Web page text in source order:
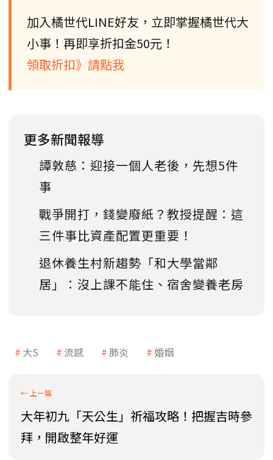
加入橘世代LINE好友，立即掌握橘世代大
小事！再即享折扣金50元！
領取折扣》請點我
更多新聞報導
譚敦慈：迎接一個人老後，先想5件
事
戰爭開打，錢變廢紙？教授提醒：這
三件事比資產配置更重要！
退休養生村新趨勢「和大學當鄰
居」：沒上課不能住、宿舍變養老房
大S 流感 肺炎 婚姻
大年初九「天公生」祈福攻略！把握吉時參
拜，開啟整年好運